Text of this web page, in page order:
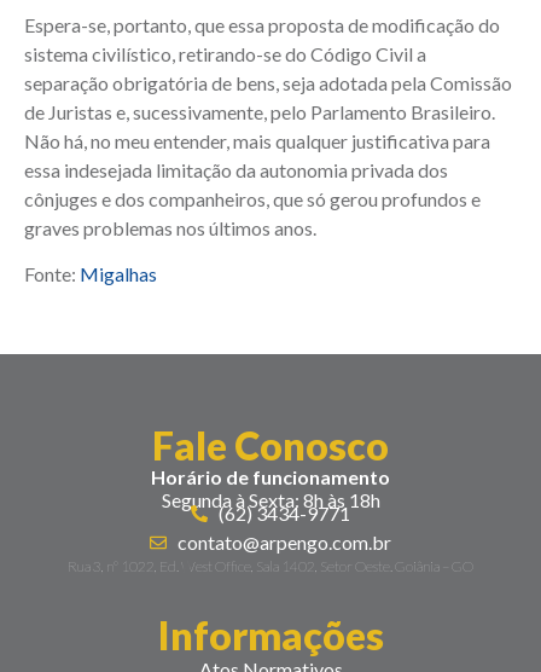
Espera-se, portanto, que essa proposta de modificação do
sistema civilístico, retirando-se do Código Civil a
separação obrigatória de bens, seja adotada pela Comissão
de Juristas e, sucessivamente, pelo Parlamento Brasileiro.
Não há, no meu entender, mais qualquer justificativa para
essa indesejada limitação da autonomia privada dos
cônjuges e dos companheiros, que só gerou profundos e
graves problemas nos últimos anos.
Fonte: Migalhas
Fale Conosco
Horário de funcionamento
Segunda à Sexta: 8h às 18h
(62) 3434-9771
contato@arpengo.com.br
Rua 3, nº 1022, Ed. West Office, Sala 1402, Setor Oeste. Goiânia – GO
Informações